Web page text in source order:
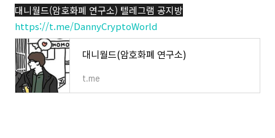
대니월드(암호화폐 연구소) 텔레그램 공지방
https://t.me/DannyCryptoWorld
대니월드(암호화폐 연구소)
t.me